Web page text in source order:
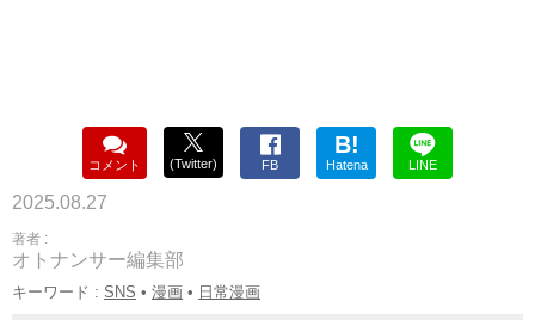
コメント (Twitter) FB
B!
Hatena LINE
2025.08.27
著者 :
オトナンサー編集部
キーワード : SNS • 漫画 • 日常漫画